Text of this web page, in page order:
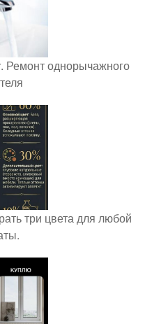
Ремонт однорычажного
три цвета для любой